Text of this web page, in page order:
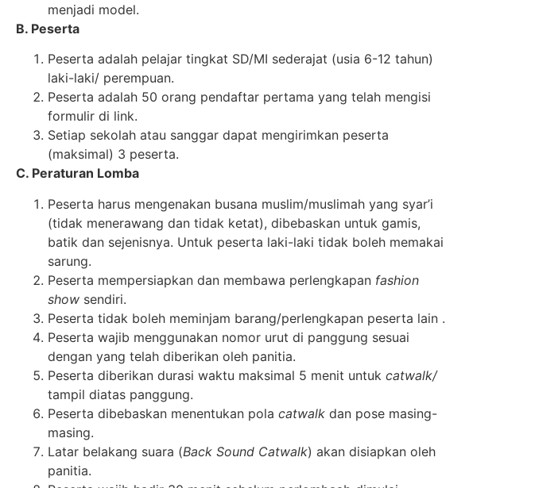
menjadi model.
B. Peserta
Peserta adalah pelajar tingkat SD/MI sederajat (usia 6-12 tahun)
laki-laki/ perempuan.
Peserta adalah 50 orang pendaftar pertama yang telah mengisi
formulir di link.
Setiap sekolah atau sanggar dapat mengirimkan peserta
(maksimal) 3 peserta.
C. Peraturan Lomba
Peserta harus mengenakan busana muslim/muslimah yang syar’i
(tidak menerawang dan tidak ketat), dibebaskan untuk gamis,
batik dan sejenisnya. Untuk peserta laki-laki tidak boleh memakai
sarung.
Peserta mempersiapkan dan membawa perlengkapan fashion
show sendiri.
Peserta tidak boleh meminjam barang/perlengkapan peserta lain .
Peserta wajib menggunakan nomor urut di panggung sesuai
dengan yang telah diberikan oleh panitia.
Peserta diberikan durasi waktu maksimal 5 menit untuk catwalk/
tampil diatas panggung.
Peserta dibebaskan menentukan pola catwalk dan pose masing-
masing.
Latar belakang suara (Back Sound Catwalk) akan disiapkan oleh
panitia.